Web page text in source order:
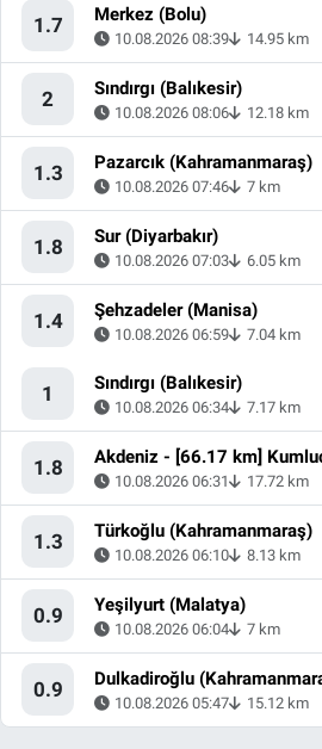
1.7 Merkez (Bolu)
10.08.2026 08:39 14.95 km
2 Sındırgı (Balıkesir)
10.08.2026 08:06 12.18 km
1.3 Pazarcık (Kahramanmaraş)
10.08.2026 07:46 7 km
1.8 Sur (Diyarbakır)
10.08.2026 07:03 6.05 km
1.4 Şehzadeler (Manisa)
10.08.2026 06:59 7.04 km
1 Sındırgı (Balıkesir)
10.08.2026 06:34 7.17 km
1.8 Akdeniz - [66.17 km]
10.08.2026 06:31 17.72 km
1.3 Türkoğlu (Kahramanmaraş)
10.08.2026 06:10 8.13 km
0.9 Yeşilyurt (Malatya)
10.08.2026 06:04 7 km
0.9 Dulkadiroğlu
10.08.2026 05:47 15.12 km